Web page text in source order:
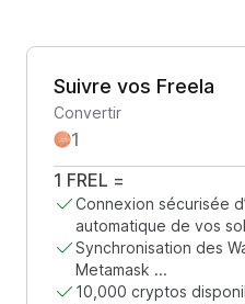
Suivre vos Freela
Convertir
1 FREL =
Connexion sécurisée
automatique de vos
Synchronisation des
Metamask ...
10,000 cryptos